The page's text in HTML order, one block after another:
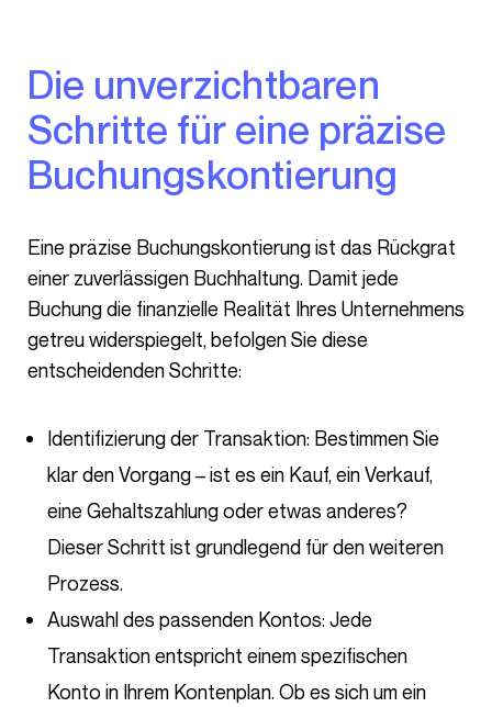
Die unverzichtbaren
Schritte für eine präzise
Buchungskontierung
Eine präzise Buchungskontierung ist das Rückgrat
einer zuverlässigen Buchhaltung. Damit jede
Buchung die finanzielle Realität Ihres Unternehmens
getreu widerspiegelt, befolgen Sie diese
entscheidenden Schritte:
Identifizierung der Transaktion: Bestimmen Sie
klar den Vorgang – ist es ein Kauf, ein Verkauf,
eine Gehaltszahlung oder etwas anderes?
Dieser Schritt ist grundlegend für den weiteren
Prozess.
Auswahl des passenden Kontos: Jede
Transaktion entspricht einem spezifischen
Konto in Ihrem Kontenplan. Ob es sich um ein